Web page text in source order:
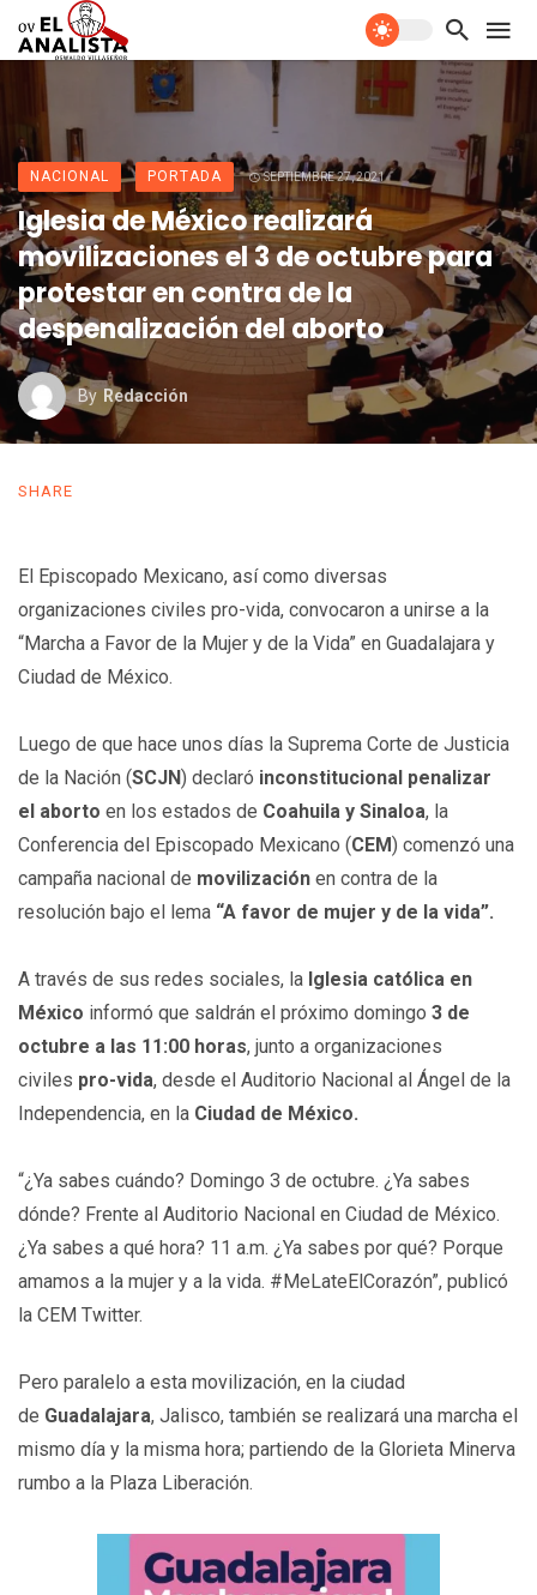
NACIONAL PORTADA SEPTIEMBRE 27, 2021
Iglesia de México realizará
movilizaciones el 3 de octubre para
protestar en contra de la
despenalización del aborto
By Redacción
SHARE
El Episcopado Mexicano, así como diversas
organizaciones civiles pro-vida, convocaron a unirse a la
“Marcha a Favor de la Mujer y de la Vida” en Guadalajara y
Ciudad de México.
Luego de que hace unos días la Suprema Corte de Justicia
de la Nación (SCJN) declaró inconstitucional penalizar
el aborto en los estados de Coahuila y Sinaloa, la
Conferencia del Episcopado Mexicano (CEM) comenzó una
campaña nacional de movilización en contra de la
resolución bajo el lema “A favor de mujer y de la vida”.
A través de sus redes sociales, la Iglesia católica en
México informó que saldrán el próximo domingo 3 de
octubre a las 11:00 horas, junto a organizaciones
civiles pro-vida, desde el Auditorio Nacional al Ángel de la
Independencia, en la Ciudad de México.
“¿Ya sabes cuándo? Domingo 3 de octubre. ¿Ya sabes
dónde? Frente al Auditorio Nacional en Ciudad de México.
¿Ya sabes a qué hora? 11 a.m. ¿Ya sabes por qué? Porque
amamos a la mujer y a la vida. #MeLateElCorazón”, publicó
la CEM Twitter.
Pero paralelo a esta movilización, en la ciudad
de Guadalajara, Jalisco, también se realizará una marcha el
mismo día y la misma hora; partiendo de la Glorieta Minerva
rumbo a la Plaza Liberación.